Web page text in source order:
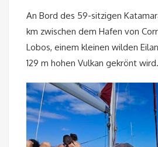
An Bord des 59-sitzigen
km zwischen dem Hafen von
Lobos, einem kleinen wilden
129 m hohen Vulkan gekrönt wird.